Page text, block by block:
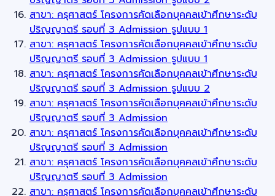
สาขา: ครุศาสตร์ โครงการคัดเลือกบุคคลเข้าศึกษาระดับ
ปริญญาตรี รอบที่ 3 Admission รูปแบบ 1
สาขา: ครุศาสตร์ โครงการคัดเลือกบุคคลเข้าศึกษาระดับ
ปริญญาตรี รอบที่ 3 Admission รูปแบบ 1
สาขา: ครุศาสตร์ โครงการคัดเลือกบุคคลเข้าศึกษาระดับ
ปริญญาตรี รอบที่ 3 Admission รูปแบบ 2
สาขา: ครุศาสตร์ โครงการคัดเลือกบุคคลเข้าศึกษาระดับ
ปริญญาตรี รอบที่ 3 Admission
สาขา: ครุศาสตร์ โครงการคัดเลือกบุคคลเข้าศึกษาระดับ
ปริญญาตรี รอบที่ 3 Admission
สาขา: ครุศาสตร์ โครงการคัดเลือกบุคคลเข้าศึกษาระดับ
ปริญญาตรี รอบที่ 3 Admission
สาขา: ครุศาสตร์ โครงการคัดเลือกบุคคลเข้าศึกษาระดับ